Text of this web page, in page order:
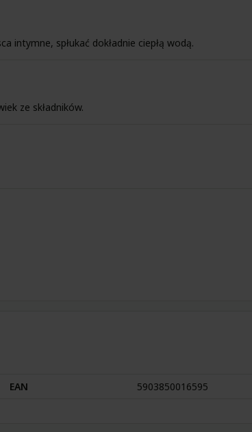
intymne, spłukać dokładnie ciepłą wodą.
ze składników.
EAN 5903850016595